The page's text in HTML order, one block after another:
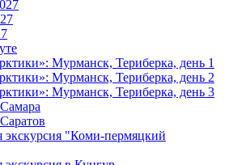
Мурманск, Териберка, день 1
Мурманск, Териберка, день 2
Мурманск, Териберка, день 3
экскурсия "Коми-пермяцкий